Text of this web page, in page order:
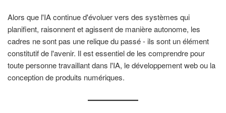
Alors que l'IA continue d'évoluer vers des systèmes qui
planifient, raisonnent et agissent de manière autonome, les
cadres ne sont pas une relique du passé - ils sont un élément
constitutif de l'avenir. Il est essentiel de les comprendre pour
toute personne travaillant dans l'IA, le développement web ou la
conception de produits numériques.